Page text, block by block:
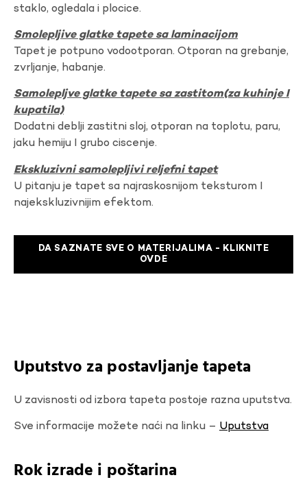
staklo, ogledala i plocice.
Smolepljive glatke tapete sa laminacijom
Tapet je potpuno vodootporan. Otporan na grebanje,
zvrljanje, habanje.
Samolepljve glatke tapete sa zastitom(za kuhinje I
kupatila)
Dodatni deblji zastitni sloj, otporan na toplotu, paru,
jaku hemiju I grubo ciscenje.
Ekskluzivni samolepljivi reljefni tapet
U pitanju je tapet sa najraskosnijom teksturom I
najekskluzivnijim efektom.
DA SAZNATE SVE O MATERIJALIMA - KLIKNITE
OVDE
Uputstvo za postavljanje tapeta
U zavisnosti od izbora tapeta postoje razna uputstva.
Sve informacije možete naći na linku – Uputstva
Rok izrade i poštarina